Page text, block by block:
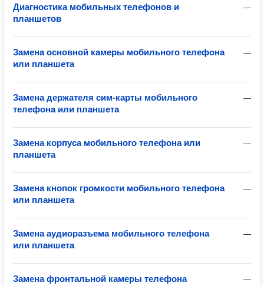
—
Диагностика мобильных телефонов и
планшетов
—
Замена основной камеры мобильного телефона
или планшета
—
Замена держателя сим-карты мобильного
телефона или планшета
—
Замена корпуса мобильного телефона или
планшета
—
Замена кнопок громкости мобильного телефона
или планшета
—
Замена аудиоразъема мобильного телефона
или планшета
—
Замена фронтальной камеры телефона